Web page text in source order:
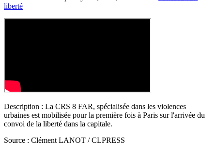
liberté
Description : La CRS 8 FAR, spécialisée dans les violences
urbaines est mobilisée pour la première fois à Paris sur l'arrivée du
convoi de la liberté dans la capitale.
Source : Clément LANOT / CLPRESS